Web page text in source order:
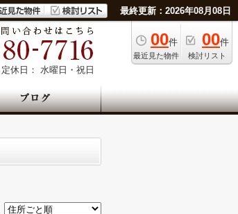
最終更新：2026年08月08日
00件
最近見た物件
00件
検討リスト
定休日： 水曜日・祝日